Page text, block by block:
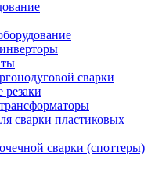
сварки
сварки пластиковых
сварки (споттеры)